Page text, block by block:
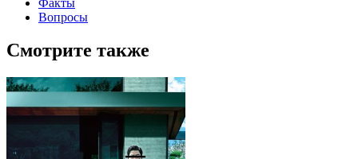
Вопросы
Смотрите также